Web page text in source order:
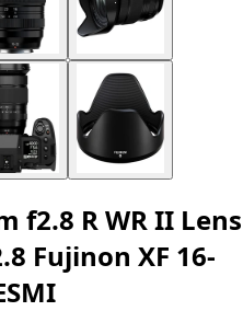
f2.8 R WR II Lens
Fujinon XF 16-